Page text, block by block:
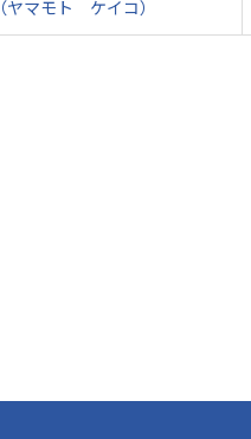
（ヤマモト ケイコ）